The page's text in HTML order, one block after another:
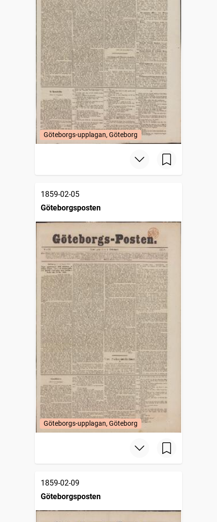
Göteborgs-upplagan, Göteborg
1859-02-05
Göteborgsposten
Göteborgs-upplagan, Göteborg
1859-02-09
Göteborgsposten